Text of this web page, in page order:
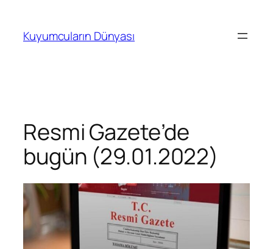
Kuyumcuların Dünyası
Resmi Gazete’de
bugün (29.01.2022)